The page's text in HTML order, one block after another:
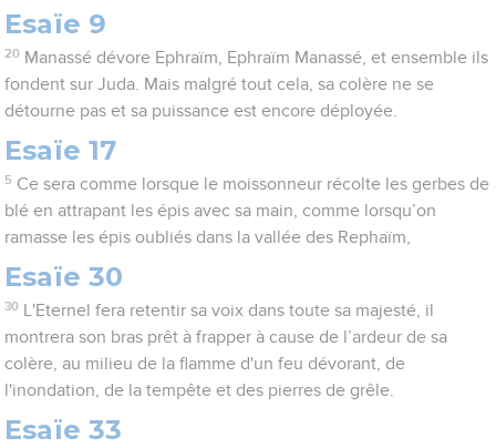
Esaïe 9
20 Manassé dévore Ephraïm, Ephraïm Manassé, et ensemble ils
fondent sur Juda. Mais malgré tout cela, sa colère ne se
détourne pas et sa puissance est encore déployée.
Esaïe 17
5 Ce sera comme lorsque le moissonneur récolte les gerbes de
blé en attrapant les épis avec sa main, comme lorsqu’on
ramasse les épis oubliés dans la vallée des Rephaïm,
Esaïe 30
30
L'Eternel fera retentir sa voix dans toute sa majesté, il
montrera son bras prêt à frapper à cause de l’ardeur de sa
colère, au milieu de la flamme d'un feu dévorant, de
l'inondation, de la tempête et des pierres de grêle.
Esaïe 33